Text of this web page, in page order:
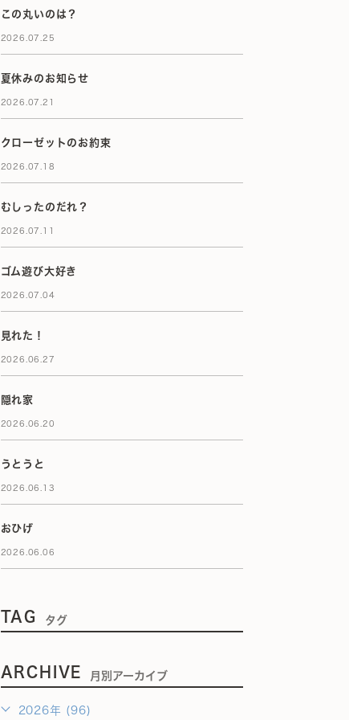
この丸いのは？
2026.07.25
夏休みのお知らせ
2026.07.21
クローゼットのお約束
2026.07.18
むしったのだれ？
2026.07.11
ゴム遊び大好き
2026.07.04
見れた！
2026.06.27
隠れ家
2026.06.20
うとうと
2026.06.13
おひげ
2026.06.06
TAG タグ
ARCHIVE 月別アーカイブ
2026年 (96)